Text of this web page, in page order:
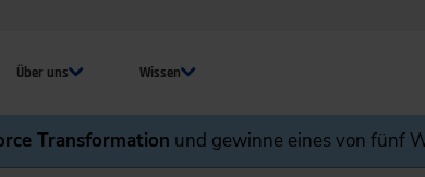
Über uns Wissen
Transformation und gewinne eines von fünf